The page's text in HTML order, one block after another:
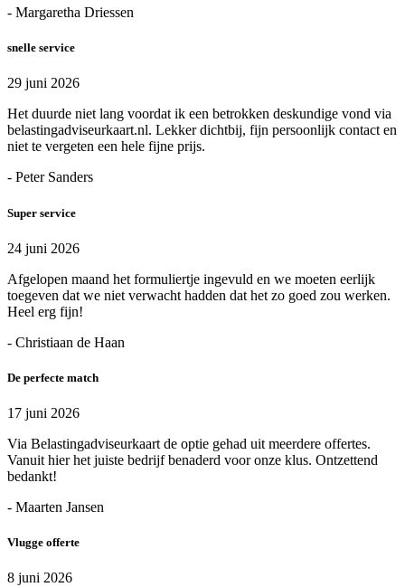
- Margaretha Driessen
snelle service
29 juni 2026
Het duurde niet lang voordat ik een betrokken deskundige vond via
belastingadviseurkaart.nl. Lekker dichtbij, fijn persoonlijk contact en
niet te vergeten een hele fijne prijs.
- Peter Sanders
Super service
24 juni 2026
Afgelopen maand het formuliertje ingevuld en we moeten eerlijk
toegeven dat we niet verwacht hadden dat het zo goed zou werken.
Heel erg fijn!
- Christiaan de Haan
De perfecte match
17 juni 2026
Via Belastingadviseurkaart de optie gehad uit meerdere offertes.
Vanuit hier het juiste bedrijf benaderd voor onze klus. Ontzettend
bedankt!
- Maarten Jansen
Vlugge offerte
8 juni 2026